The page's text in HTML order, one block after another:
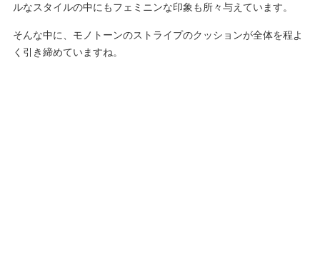
ルなスタイルの中にもフェミニンな印象も所々与えています。
そんな中に、モノトーンのストライプのクッションが全体を程よ
く引き締めていますね。